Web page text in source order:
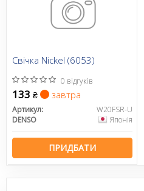
Свічка Nickel (6053)
0 відгуків
133 ₴ завтра
Артикул:
W20FSR-U
DENSO
Японія
ПРИДБАТИ